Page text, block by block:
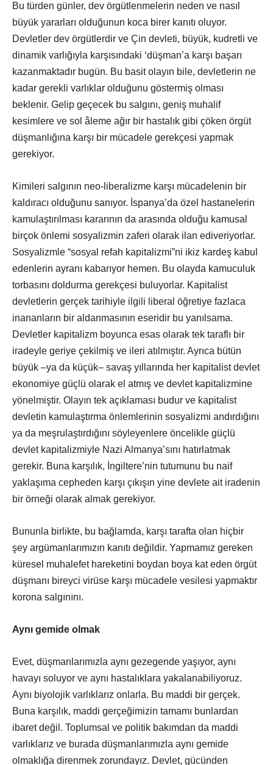
Bu türden günler, dev örgütlenmelerin neden ve nasıl
büyük yararları olduğunun koca birer kanıtı oluyor.
Devletler dev örgütlerdir ve Çin devleti, büyük, kudretli ve
dinamik varlığıyla karşısındaki ‘düşman’a karşı başarı
kazanmaktadır bugün. Bu basit olayın bile, devletlerin ne
kadar gerekli varlıklar olduğunu göstermiş olması
beklenir. Gelip geçecek bu salgını, geniş muhalif
kesimlere ve sol âleme ağır bir hastalık gibi çöken örgüt
düşmanlığına karşı bir mücadele gerekçesi yapmak
gerekiyor.
Kimileri salgının neo-liberalizme karşı mücadelenin bir
kaldıracı olduğunu sanıyor. İspanya’da özel hastanelerin
kamulaştırılması kararının da arasında olduğu kamusal
birçok önlemi sosyalizmin zaferi olarak ilan ediveriyorlar.
Sosyalizmle “sosyal refah kapitalizmi”ni ikiz kardeş kabul
edenlerin ayranı kabarıyor hemen. Bu olayda kamuculuk
torbasını doldurma gerekçesi buluyorlar. Kapitalist
devletlerin gerçek tarihiyle ilgili liberal öğretiye fazlaca
inananların bir aldanmasının eseridir bu yanılsama.
Devletler kapitalizm boyunca esas olarak tek taraflı bir
iradeyle geriye çekilmiş ve ileri atılmıştır. Ayrıca bütün
büyük –ya da küçük– savaş yıllarında her kapitalist devlet
ekonomiye güçlü olarak el atmış ve devlet kapitalizmine
yönelmiştir. Olayın tek açıklaması budur ve kapitalist
devletin kamulaştırma önlemlerinin sosyalizmi andırdığını
ya da meşrulaştırdığını söyleyenlere öncelikle güçlü
devlet kapitalizmiyle Nazi Almanya’sını hatırlatmak
gerekir. Buna karşılık, İngiltere’nin tutumunu bu naif
yaklaşıma cepheden karşı çıkışın yine devlete ait iradenin
bir örneği olarak almak gerekiyor.
Bununla birlikte, bu bağlamda, karşı tarafta olan hiçbir
şey argümanlarımızın kanıtı değildir. Yapmamız gereken
küresel muhalefet hareketini boydan boya kat eden örgüt
düşmanı bireyci virüse karşı mücadele vesilesi yapmaktır
korona salgınını.
Aynı gemide olmak
Evet, düşmanlarımızla aynı gezegende yaşıyor, aynı
havayı soluyor ve aynı hastalıklara yakalanabiliyoruz.
Aynı biyolojik varlıklarız onlarla. Bu maddi bir gerçek.
Buna karşılık, maddi gerçeğimizin tamamı bunlardan
ibaret değil. Toplumsal ve politik bakımdan da maddi
varlıklarız ve burada düşmanlarımızla aynı gemide
olmaklığa direnmek zorundayız. Devlet, gücünden